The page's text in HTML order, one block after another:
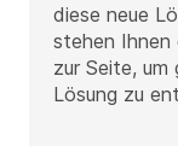
diese neue
stehen Ihnen
zur Seite, um
Lösung zu